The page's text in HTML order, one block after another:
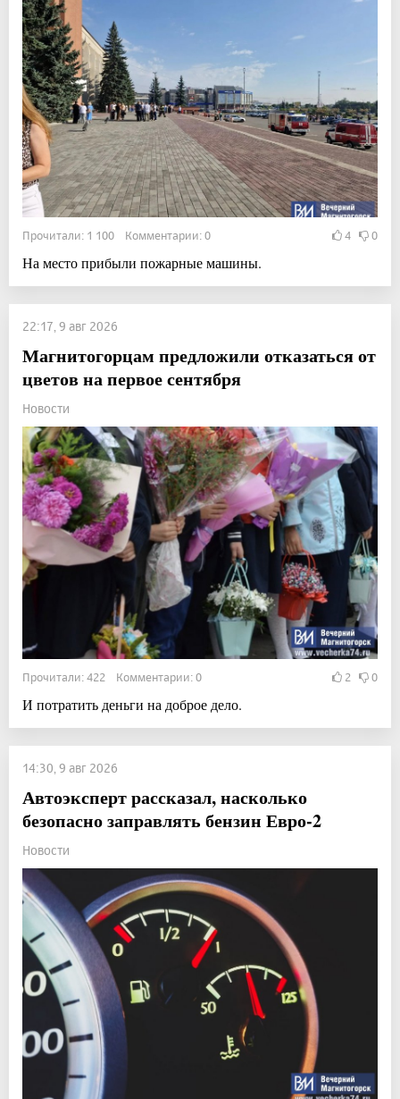
Прочитали: 1 100 Комментарии: 0 4 0
На место прибыли пожарные машины.
22:17, 9 авг 2026
Магнитогорцам предложили отказаться от
цветов на первое сентября
Новости
Прочитали: 422 Комментарии: 0 2 0
И потратить деньги на доброе дело.
14:30, 9 авг 2026
Автоэксперт рассказал, насколько
безопасно заправлять бензин Евро-2
Новости